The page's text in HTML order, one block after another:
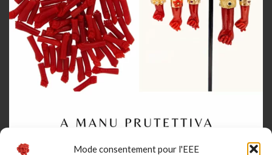
Mode consentement pour l'EEE